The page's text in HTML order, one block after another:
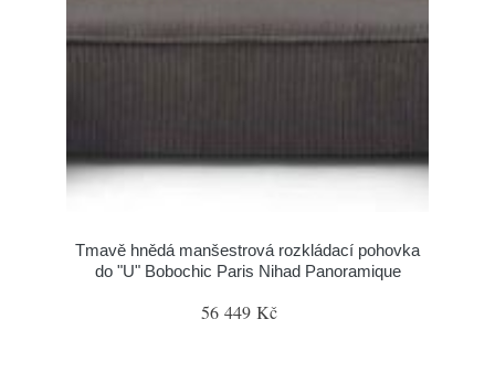
Tmavě hnědá manšestrová rozkládací pohovka
do "U" Bobochic Paris Nihad Panoramique
56 449 Kč